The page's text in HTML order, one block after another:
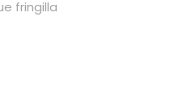
fringilla